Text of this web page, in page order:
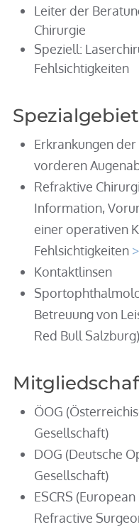
Leiter der
Chirurgie
Speziell:
Fehlsichtigkeiten
Erkrankungen
vorderen
Refraktive
Information,
einer operativen
Fehlsichtigkeiten
Kontaktlinsen
Betreuung von
Red Bull Salzburg)
ÖOG
Gesellschaft)
DOG (Deutsche
Gesellschaft)
ESCRS
Refractive